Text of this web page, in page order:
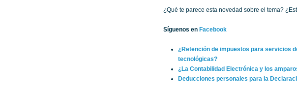
¿Qué te parece esta novedad sobre el tema?
Síguenos en Facebook
¿Retención de impuestos para servicios
tecnológicas?
¿La Contabilidad Electrónica y los
Deducciones personales para la